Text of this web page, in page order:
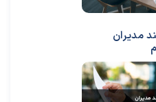
مدیران